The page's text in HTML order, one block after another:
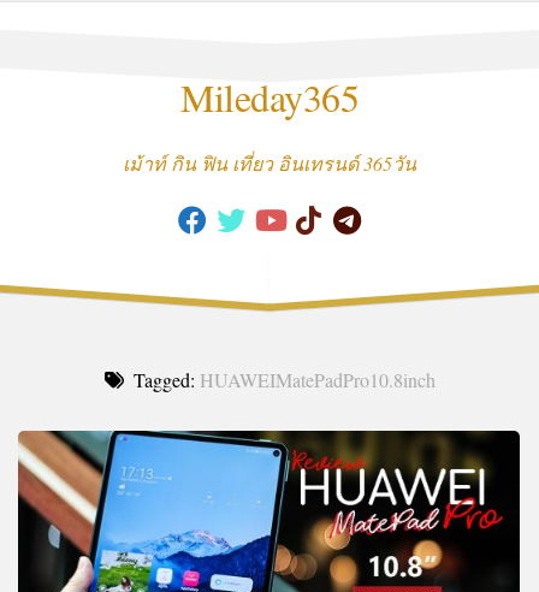
Mileday365
เม้าท์ กิน ฟิน เที่ยว อินเทรนด์ 365วัน
Tagged: HUAWEIMatePadPro10.8inch